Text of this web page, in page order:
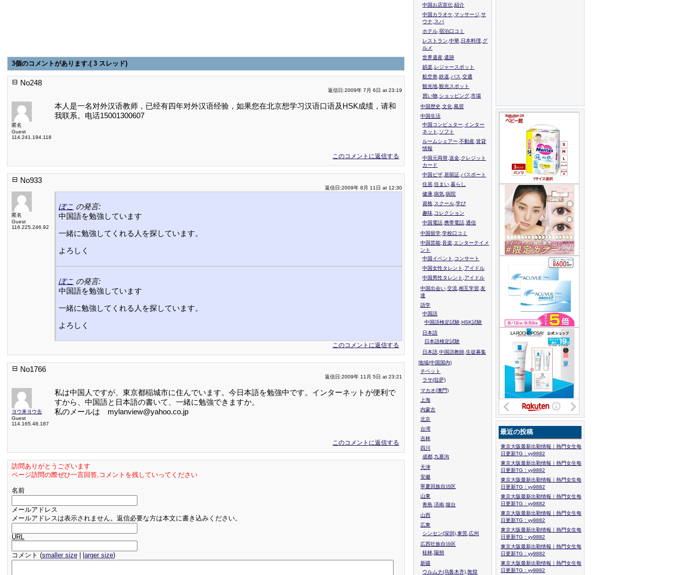
3個のコメントがあります.( 3 スレッド)
No248
返信日:2009年 7月 6日 at 23:19
匿名
Guest
114.241.194.118
本人是一名对外汉语教师，已经有四年对外汉语经验，如果您在北京想学习汉语口语及HSK成绩，请和
我联系。电话15001300607
このコメントに返信する
No933
返信日:2009年 8月 11日 at 12:30
匿名
Guest
116.225.246.92
ぽこ の発言:
中国語を勉強しています
一緒に勉強してくれる人を探しています。
よろしく
ぽこ の発言:
中国語を勉強しています
一緒に勉強してくれる人を探しています。
よろしく
このコメントに返信する
No1766
返信日:2009年 11月 5日 at 23:21
ヨウ来ヨウ去
Guest
114.165.48.187
私は中国人ですが、東京都稲城市に住んでいます。今日本語を勉強中です。インターネットが便利で
すから、中国語と日本語の書いて、一緒に勉強できますか。
私のメールは mylanview@yahoo.co.jp
このコメントに返信する
訪問ありがとうございます
ページ訪問の際ぜひ一言回答,コメントを残していってください
名前
メールアドレス
メールアドレスは表示されません。返信必要な方は本文に書き込みください。
URL
コメント (smaller size larger size)
中国お店宣伝,紹介
中国カラオケ,マッサージ,サ
ウナ,スパ
ホテル,宿泊口コミ
レストラン,中華,日本料理,グ
ルメ
世界遺産,遺跡
娯楽,レジャースポット
航空券,鉄道,バス,交通
観光地,観光スポット
買い物,ショッピング,市場
中国歴史,文化,風習
中国生活
中国コンピュター,インター
ネット,ソフト
ルームシェアー,不動産,賃貸
情報
中国元両替,送金,クレジット
カード
中国ビザ,居留証,パスポート
住居,住まい,暮らし
健康,病気,病院
資格,スクール,学び
趣味,コレクション
中国電話,携帯電話,通信
中国留学,学校口コミ
中国芸能,音楽,エンターテイメ
ント
中国イベント,コンサート
中国女性タレント,アイドル
中国男性タレント,アイドル
中国出会い,交流,相互学習,友
達
語学
中国語
中国語検定試験,HSK試験
日本語
日本語検定試験
日本語,中国語教師,生徒募集
地域(中国国内)
チベット
ラサ(拉萨)
マカオ(澳門)
上海
内蒙古
北京
台湾
吉林
四川
成都,九寨沟
天津
安徽
寧夏回族自治区
山東
青島,済南,烟台
山西
広東
シンセン(深圳),東莞,広州
広西壮族自治区
桂林,陽朔
新疆
ウルムチ(乌鲁木齐),敦煌
最近の投稿
東京大阪最新出勤情報｜熱門女生每
日更新TG：yy9882
東京大阪最新出勤情報｜熱門女生每
日更新TG：yy9882
東京大阪最新出勤情報｜熱門女生每
日更新TG：yy9882
東京大阪最新出勤情報｜熱門女生每
日更新TG：yy9882
東京大阪最新出勤情報｜熱門女生每
日更新TG：yy9882
東京大阪最新出勤情報｜熱門女生每
日更新TG：yy9882
東京大阪最新出勤情報｜熱門女生每
日更新TG：yy9882
東京大阪最新出勤情報｜熱門女生每
日更新TG：yy9882